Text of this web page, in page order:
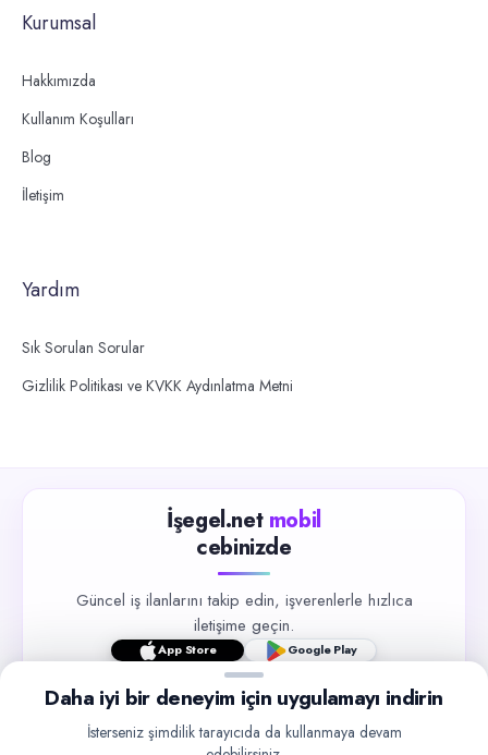
Kurumsal
Hakkımızda
Kullanım Koşulları
Blog
İletişim
Yardım
Sık Sorulan Sorular
Gizlilik Politikası ve KVKK Aydınlatma Metni
İşegel.net mobil
cebinizde
Güncel iş ilanlarını takip edin, işverenlerle hızlıca
iletişime geçin.
App Store Google Play
Daha iyi bir deneyim için uygulamayı indirin
İsterseniz şimdilik tarayıcıda da kullanmaya devam